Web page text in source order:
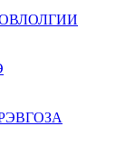
ЛОЛГИИ
ГОЗА